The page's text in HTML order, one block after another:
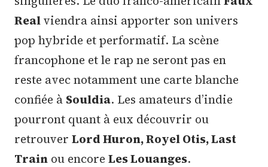
Realviendra ainsi apporter son univers
pop hybride et performatif. La scène
francophone et le rap ne seront pas en
reste avec notamment une carte blanche
confiée à Souldia. Les amateurs d’indie
pourront quant à eux découvrir ou
retrouver Lord Huron, Royel Otis, Last
Train ou encore Les Louanges.